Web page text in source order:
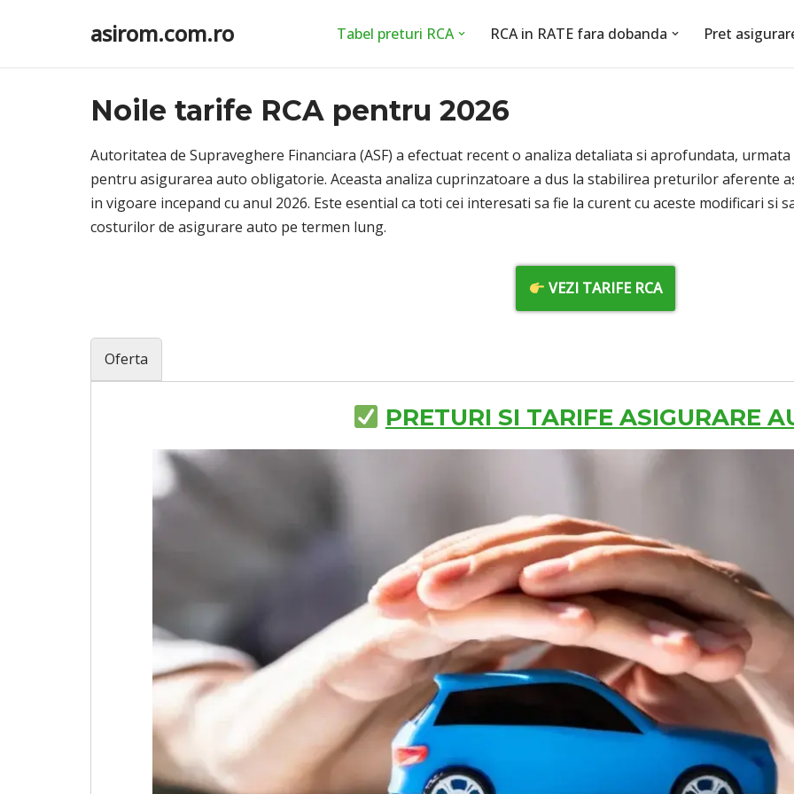
asirom.com.ro Tabel preturi RCA RCA in RATE fara dobanda Pret
Noile tarife RCA pentru 2026
Autoritatea de Supraveghere Financiara (ASF) a efectuat recent o analiza detaliata si aprofundata,
pentru asigurarea auto obligatorie. Aceasta analiza cuprinzatoare a dus la stabilirea preturilor aferente
in vigoare incepand cu anul 2026. Este esential ca toti cei interesati sa fie la curent cu aceste modificari si
costurilor de asigurare auto pe termen lung.
VEZI TARIFE RCA
Oferta
PRETURI SI TARIFE ASIGURARE